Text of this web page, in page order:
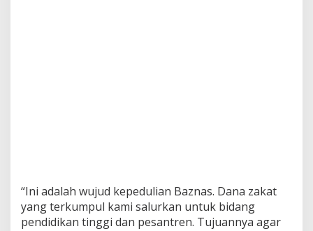
“Ini adalah wujud kepedulian Baznas. Dana zakat
yang terkumpul kami salurkan untuk bidang
pendidikan tinggi dan pesantren. Tujuannya agar